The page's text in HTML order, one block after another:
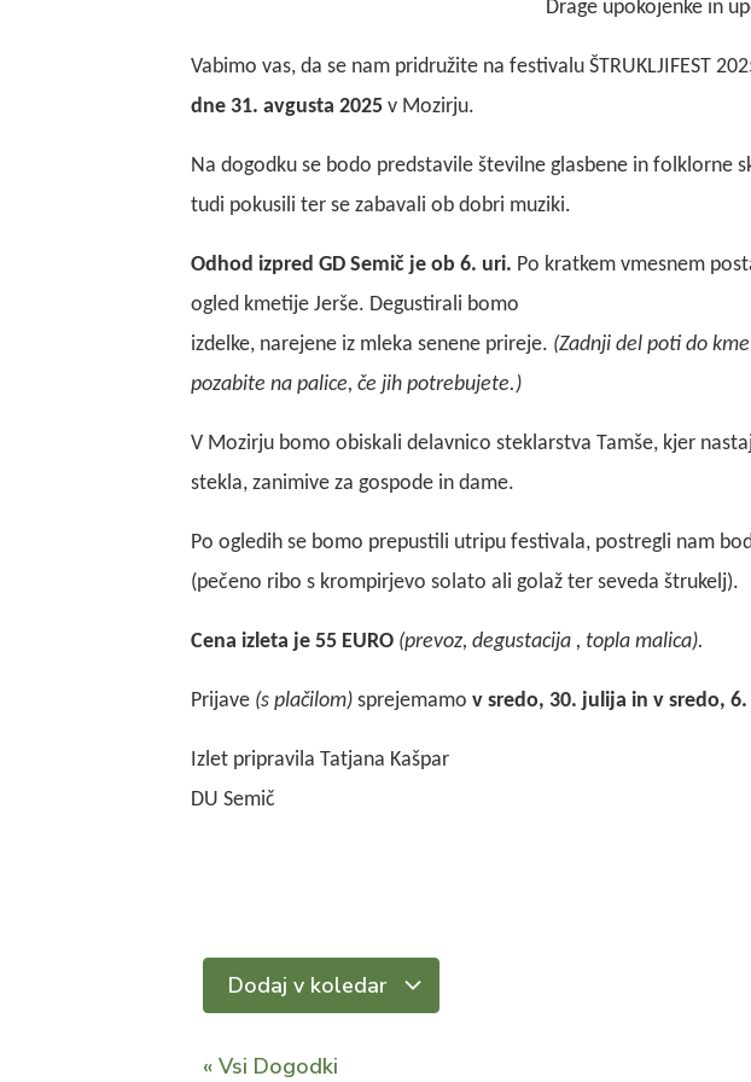
Drage upokojenke in
Vabimo vas, da se nam pridružite na festivalu ŠTRUKLJIFEST
dne 31. avgusta 2025 v Mozirju.
Na dogodku se bodo predstavile številne glasbene in folklorne
tudi pokusili ter se zabavali ob dobri muziki.
Odhod izpred GD Semič je ob 6. uri. Po kratkem vmesnem
ogled kmetije Jerše. Degustirali bomo
izdelke, narejene iz mleka senene prireje. (Zadnji del poti do
pozabite na palice, če jih potrebujete.)
V Mozirju bomo obiskali delavnico steklarstva Tamše, kjer
stekla, zanimive za gospode in dame.
Po ogledih se bomo prepustili utripu festivala, postregli nam
(pečeno ribo s krompirjevo solato ali golaž ter seveda štrukelj).
Cena izleta je 55 EURO (prevoz, degustacija , topla malica).
Prijave (s plačilom) sprejemamo v sredo, 30. julija in v sredo,
Izlet pripravila Tatjana Kašpar
DU Semič
Dodaj v koledar
« Vsi Dogodki